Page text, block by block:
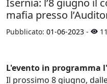
mafia presso
Pubblicato: 01-06-2023 -
L'evento in programma
Il prossimo 8 giugno,